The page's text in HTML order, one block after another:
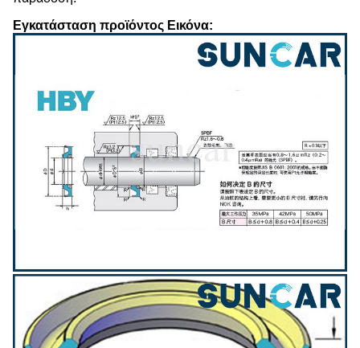
Εγκατάσταση προϊόντος Εικόνα: